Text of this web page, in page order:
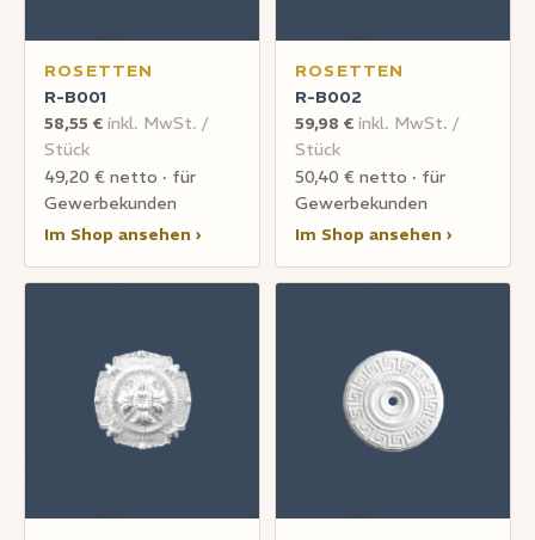
ROSETTEN
R-B001
58,55 € inkl. MwSt. /
Stück
49,20 € netto · für
Gewerbekunden
Im Shop ansehen ›
ROSETTEN
R-B002
59,98 € inkl. MwSt. /
Stück
50,40 € netto · für
Gewerbekunden
Im Shop ansehen ›